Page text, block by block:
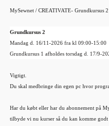
MySewnet / CREATIVATE- Grundkursus 2
Grundkursus 2
Mandag d. 16/11-2026 fra kl 09:00-15:00
Grundkursus 1 afholdes torsdag d. 17/9-
Vigtigt.
Du skal medbringe din egen pc hvor
Har du købt eller har du abonnement på
tilbyde vi nu kurser så du kan komme godt